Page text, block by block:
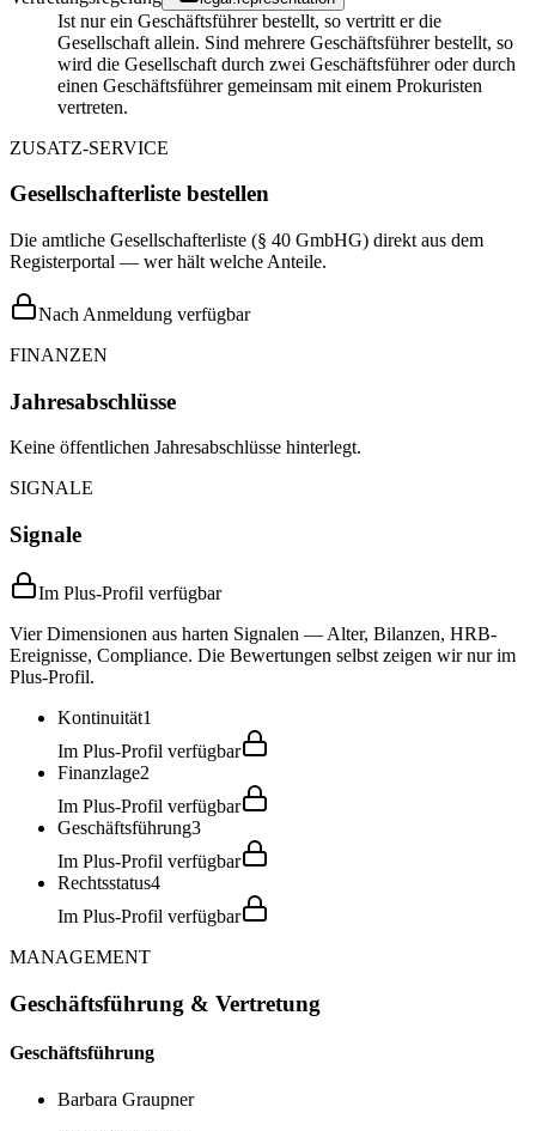
Ist nur ein Geschäftsführer bestellt, so vertritt er die
Gesellschaft allein. Sind mehrere Geschäftsführer bestellt, so
wird die Gesellschaft durch zwei Geschäftsführer oder durch
einen Geschäftsführer gemeinsam mit einem Prokuristen
vertreten.
ZUSATZ-SERVICE
Gesellschafterliste bestellen
Die amtliche Gesellschafterliste (§ 40 GmbHG) direkt aus dem
Registerportal — wer hält welche Anteile.
Nach Anmeldung verfügbar
FINANZEN
Jahresabschlüsse
Keine öffentlichen Jahresabschlüsse hinterlegt.
SIGNALE
Signale
Im Plus-Profil verfügbar
Vier Dimensionen aus harten Signalen — Alter, Bilanzen, HRB-
Ereignisse, Compliance. Die Bewertungen selbst zeigen wir nur im
Plus-Profil.
Kontinuität1
Im Plus-Profil verfügbar
Finanzlage2
Im Plus-Profil verfügbar
Geschäftsführung3
Im Plus-Profil verfügbar
Rechtsstatus4
Im Plus-Profil verfügbar
MANAGEMENT
Geschäftsführung & Vertretung
Geschäftsführung
Barbara Graupner